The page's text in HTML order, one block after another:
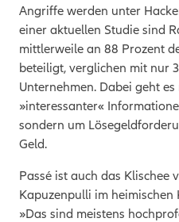
Angriffe werden unter
einer aktuellen Studie sind
mittlerweile an 88 Prozent
beteiligt, verglichen mit nur
Unternehmen. Dabei geht
»interessanter«
sondern um
Geld.
Passé ist auch das Klischee
Kapuzenpulli im
»Das sind meistens